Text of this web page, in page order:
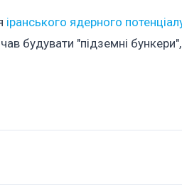
іранського ядерного
будувати "підземні